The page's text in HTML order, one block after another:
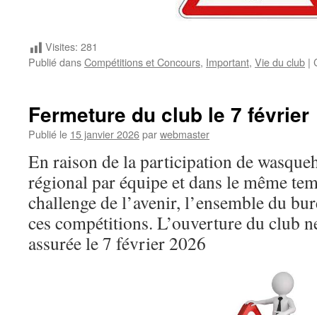
Visites: 281
Publié dansCompétitions et Concours, Important, Vie du club |
Fermeture du club le 7 février
Publié le 15 janvier 2026parwebmaster
En raison de la participation de
régional par équipe et dans le même
challenge de l’avenir, l’ensemble du
ces compétitions. L’ouverture du club
assurée le 7 février 2026